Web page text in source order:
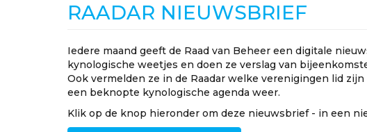
RAADAR NIEUWSBRIEF
Iedere maand geeft de Raad van Beheer een digitale
kynologische weetjes en doen ze verslag van
Ook vermelden ze in de Raadar welke verenigingen lid
een beknopte kynologische agenda weer.
Klik op de knop hieronder om deze nieuwsbrief - in een